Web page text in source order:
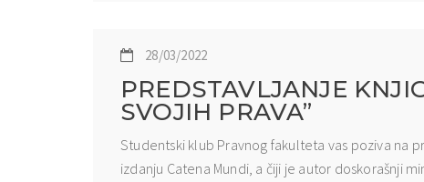
28/03/2022
PREDSTAVLJANJE
SVOJIH PRAVA”
Studentski klub Pravnog fakulteta vas poziva na
izdanju Catena Mundi, a čiji je autor doskorašnji